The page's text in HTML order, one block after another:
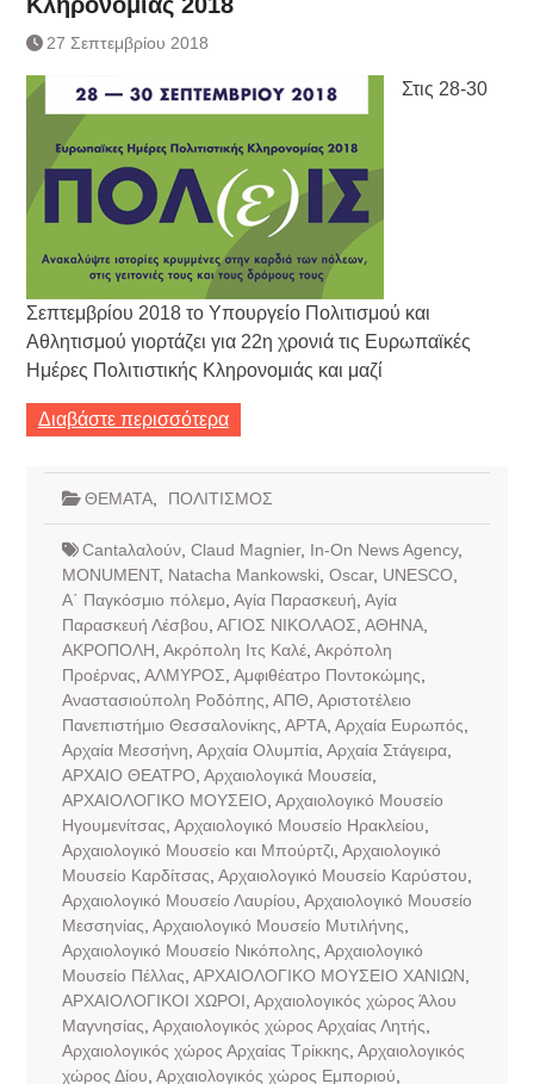
27 Σεπτεμβρίου 2018
Στις 28-30
Σεπτεμβρίου 2018 το Υπουργείο Πολιτισμού και
Αθλητισμού γιορτάζει για 22η χρονιά τις Ευρωπαϊκές
Ημέρες Πολιτιστικής Κληρονομιάς και μαζί
Διαβάστε περισσότερα
ΘΕΜΑΤΑ, ΠΟΛΙΤΙΣΜΟΣ
Cantaλαλούν, Claud Magnier, In-On News Agency,
MONUMENT, Natacha Mankowski Oscar, UNESCO
Α΄ Παγκόσμιο πόλεμο Αγία Παρασκευή Αγία
Παρασκευή Λέσβου ΑΓΙΟΣ ΝΙΚΟΛΑΟΣ ΑΘΗΝΑ,
ΑΚΡΟΠΟΛΗ Ακρόπολη Ιτς Καλέ, Ακρόπολη
Προέρνας ΑΛΜΥΡΟΣ Αμφιθέατρο Ποντοκώμης
Αναστασιούπολη Ροδόπης ΑΠΘ Αριστοτέλειο
Πανεπιστήμιο Θεσσαλονίκης ΑΡΤΑ, Αρχαία Ευρωπός
Αρχαία Μεσσήνη Αρχαία Ολυμπία, Αρχαία Στάγειρα,
ΑΡΧΑΙΟ ΘΕΑΤΡΟ Αρχαιολογικά Μουσεία,
ΑΡΧΑΙΟΛΟΓΙΚΟ ΜΟΥΣΕΙΟ Αρχαιολογικό Μουσείο
Ηγουμενίτσας Αρχαιολογικό Μουσείο Ηρακλείου
Αρχαιολογικό Μουσείο και Μπούρτζι, Αρχαιολογικό
Μουσείο Καρδίτσας Αρχαιολογικό Μουσείο Καρύστου
Αρχαιολογικό Μουσείο Λαυρίου Αρχαιολογικό Μουσείο
Μεσσηνίας Αρχαιολογικό Μουσείο Μυτιλήνης
Αρχαιολογικό Μουσείο Νικόπολης Αρχαιολογικό
Μουσείο Πέλλας ΑΡΧΑΙΟΛΟΓΙΚΟ ΜΟΥΣΕΙΟ ΧΑΝΙΩΝ
ΑΡΧΑΙΟΛΟΓΙΚΟΙ ΧΩΡΟΙ Αρχαιολογικός χώρος Άλου
Μαγνησίας Αρχαιολογικός χώρος Αρχαίας Λητής
Αρχαιολογικός χώρος Αρχαίας Τρίκκης Αρχαιολογικός
χώρος Δίου Αρχαιολογικός χώρος Εμποριού